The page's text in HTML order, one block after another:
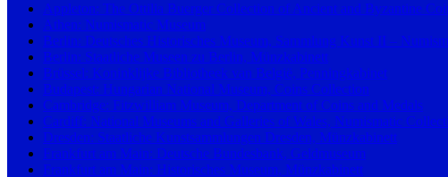
Appleton: The Ottilia Buerger Collection of Ancient and Byzantine
Athen: Numismatic Museum
Berlin: Deutsches Historisches Museum, Sammlung Kunst II –
Berlin: Staatliche Museen zu Berlin, Münzkabinett
Brüssel: Koninklijke Bibliotheek van België, Penningkabinet
Budapest: Hungarian National Museum, Coins Collection
Cambridge: Fitzwilliam Museum, Department of Coins and Medals
Cardiff: National Museums and Galleries of Wales, Numismatic
Dresden: Staatliche Kunstsammlungen Dresden, Münzkabinett
Frankfurt am Main: Deutsche Bundesbank, Geldmuseum
Frankfurt am Main: Historisches Museum, Münzkabinett